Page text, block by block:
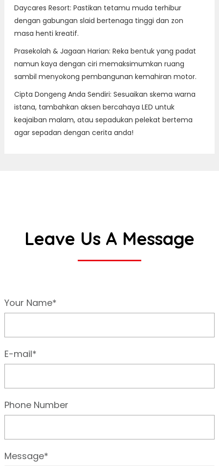
Daycares Resort: Pastikan tetamu muda terhibur
dengan gabungan slaid bertenaga tinggi dan zon
masa henti kreatif.
Prasekolah & Jagaan Harian: Reka bentuk yang padat
namun kaya dengan ciri memaksimumkan ruang
sambil menyokong pembangunan kemahiran motor.
Cipta Dongeng Anda Sendiri: Sesuaikan skema warna
istana, tambahkan aksen bercahaya LED untuk
keajaiban malam, atau sepadukan pelekat bertema
agar sepadan dengan cerita anda!
Leave Us A Message
Your Name*
E-mail*
Phone Number
Message*